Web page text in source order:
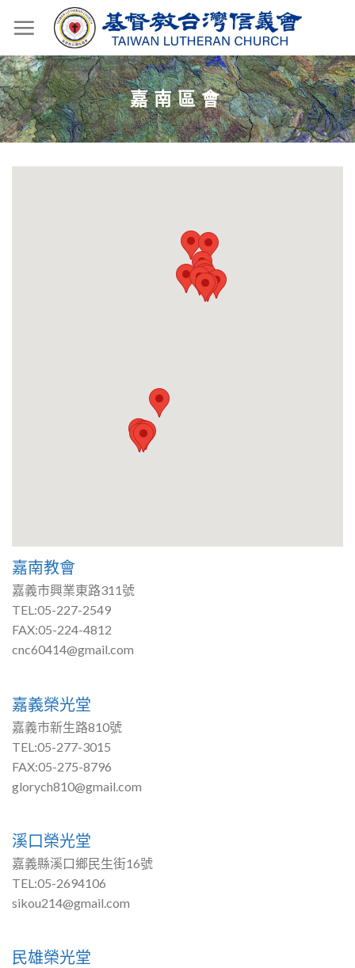
嘉南區會
嘉南教會
嘉義市興業東路311號
TEL:05-227-2549
FAX:05-224-4812
cnc60414@gmail.com
嘉義榮光堂
嘉義市新生路810號
TEL:05-277-3015
FAX:05-275-8796
glorych810@gmail.com
溪口榮光堂
嘉義縣溪口鄉民生街16號
TEL:05-2694106
sikou214@gmail.com
民雄榮光堂